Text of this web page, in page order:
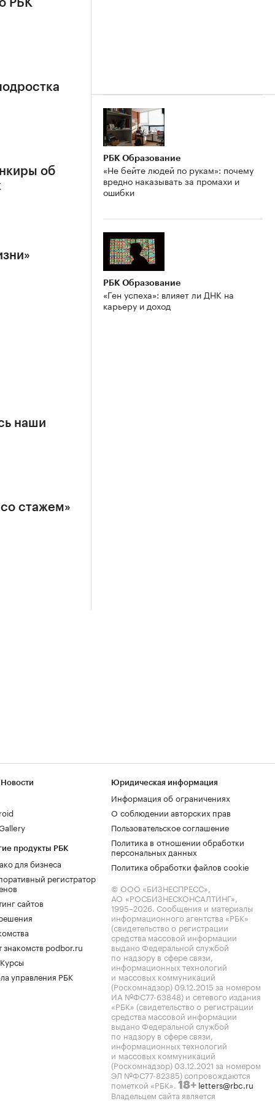
РБК
об
наши
стажем»
РБК Образование
«Не бейте людей по рукам»: почему
вредно наказывать за промахи и
ошибки
РБК Образование
«Ген успеха»: влияет ли ДНК на
карьеру и доход
продукты РБК
для бизнеса
регистратор
сайтов
знакомств podbor.ru
управления РБК
Юридическая информация
Информация об ограничениях
О соблюдении авторских прав
Пользовательское соглашение
Политика в отношении обработки
персональных данных
Политика обработки файлов cookie
© ООО «БИЗНЕСПРЕСС»,
АО «РОСБИЗНЕСКОНСАЛТИНГ»,
1995–2026. Сообщения и материалы
информационного агентства «РБК»
(свидетельство о регистрации
средства массовой информации
выдано Федеральной службой
по надзору в сфере связи,
информационных технологий
и массовых коммуникаций
(Роскомнадзор) 09.12.2015 за номером
ИА №ФС77-63848) и сетевого издания
«РБК» (свидетельство о регистрации
средства массовой информации
выдано Федеральной службой
по надзору в сфере связи,
информационных технологий
и массовых коммуникаций
(Роскомнадзор) 03.12.2021 за номером
ЭЛ №ФС77-82385) сопровождаются
пометкой «РБК». 18+ letters@rbc.ru
Владельцем сайта является